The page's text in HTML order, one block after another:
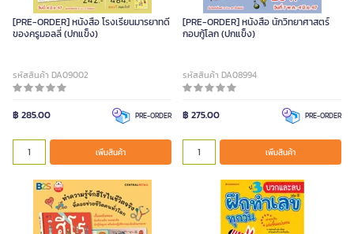
[PRE-ORDER] หนังสือ โรงเรียนมารยาทดี
ของครูมอลลี่ (ปกแข็ง)
รหัสสินค้า DA09002
฿ 285.00 PRE-ORDER
เพิ่มสินค้า
[PRE-ORDER] หนังสือ นักวิทยาศาสตร์
กอบกู้โลก (ปกแข็ง)
รหัสสินค้า DA08994
฿ 275.00 PRE-ORDER
เพิ่มสินค้า